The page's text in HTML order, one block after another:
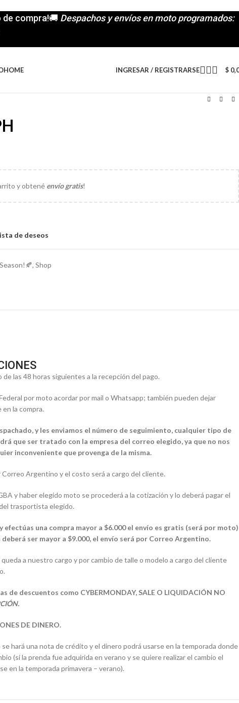
de compra!🚚 Despachos y envíos en moto programados:
HOME INGRESAR / REGISTRARSE $
y obtené envío gratis!
de deseos
, Shop
las 48 horas siguientes a la recepción del pago.
por moto acordar por mail o Whatsapp; también pueden dejar
la compra.
y les enviamos el número de seguimiento, cualquier tipo de
que ser tratado con la empresa del correo elegido, ya que no nos
inconveniente que provenga de la misma.
Argentino y el costo será a cargo del cliente.
y haber elegido moto se procederá a la cotización y lo deberá pagar el
trasportista elegido.
efectúas una compra mayor a $6.000 el envío es gratis (será por moto)
ser mayor a $9.000, el envío será por Correo Argentino.
a nuestro cargo y por cambio de talle o modelo a cargo del cliente
de descuentos como CYBERMONDAY, SALE O LIQUIDACIÓN NO
DE DINERO.
hará una nota de crédito y el dinero podrá usarse en la temporada donde
(si la prenda fue adquirida en verano y se quiere realizar el cambio el
en la temporada primavera – verano).